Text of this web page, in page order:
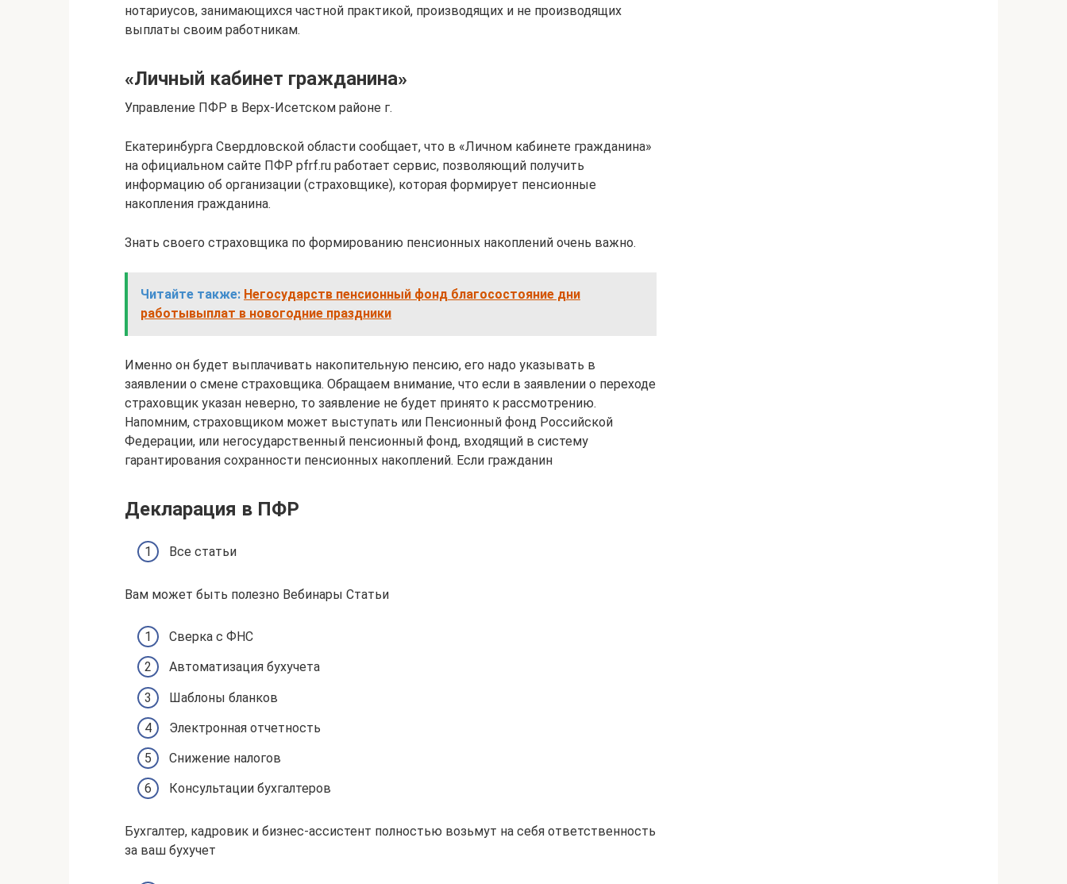
нотариусов, занимающихся частной практикой, производящих и не производящих
выплаты своим работникам.
«Личный кабинет гражданина»
Управление ПФР в Верх-Исетском районе г.
Екатеринбурга Свердловской области сообщает, что в «Личном кабинете гражданина»
на официальном сайте ПФР pfrf.ru работает сервис, позволяющий получить
информацию об организации (страховщике), которая формирует пенсионные
накопления гражданина.
Знать своего страховщика по формированию пенсионных накоплений очень важно.
Читайте также: Негосударств пенсионный фонд благосостояние дни
работывыплат в новогодние праздники
Именно он будет выплачивать накопительную пенсию, его надо указывать в
заявлении о смене страховщика. Обращаем внимание, что если в заявлении о переходе
страховщик указан неверно, то заявление не будет принято к рассмотрению.
Напомним, страховщиком может выступать или Пенсионный фонд Российской
Федерации, или негосударственный пенсионный фонд, входящий в систему
гарантирования сохранности пенсионных накоплений. Если гражданин
Декларация в ПФР
Все статьи
Вам может быть полезно Вебинары Статьи
Сверка с ФНС
Автоматизация бухучета
Шаблоны бланков
Электронная отчетность
Снижение налогов
Консультации бухгалтеров
Бухгалтер, кадровик и бизнес-ассистент полностью возьмут на себя ответственность
за ваш бухучет